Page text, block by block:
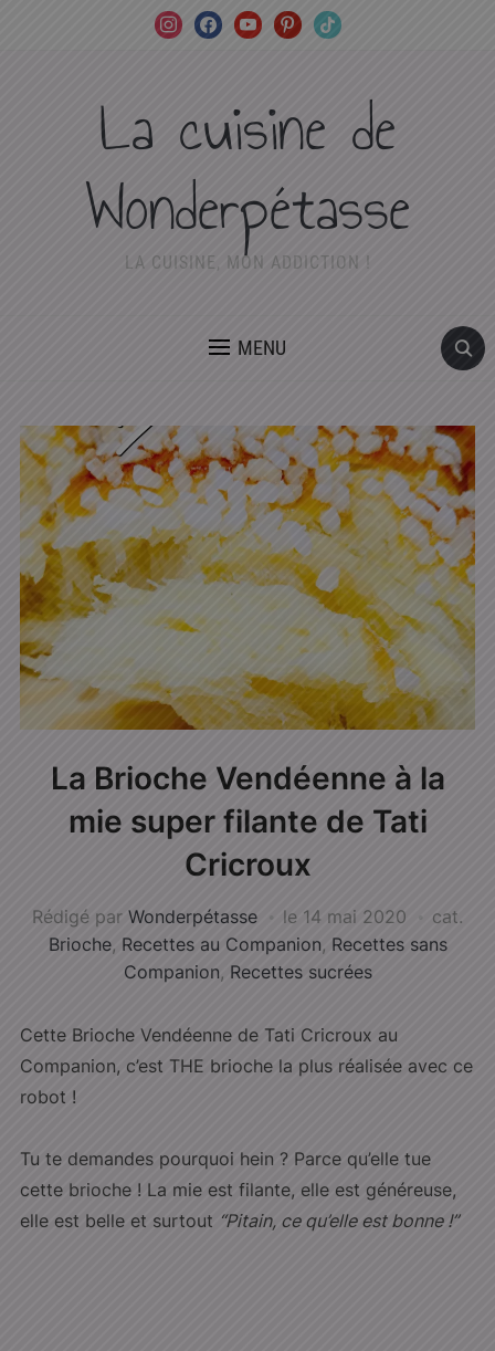
instagramfacebookyoutubepinteresttiktok
La cuisine de
Wonderpétasse
LA CUISINE, MON ADDICTION !
MENU
La Brioche Vendéenne à la
mie super filante de Tati
Cricroux
Rédigé par Wonderpétasse le 14 mai 2020
cat.
Brioche, Recettes au Companion, Recettes sans
Companion, Recettes sucrées
Cette Brioche Vendéenne de Tati Cricroux au
Companion, c’est THE brioche la plus réalisée avec ce
robot !
Tu te demandes pourquoi hein ? Parce qu’elle tue
cette brioche ! La mie est filante, elle est généreuse,
elle est belle et surtout “Pitain, ce qu’elle est bonne !”